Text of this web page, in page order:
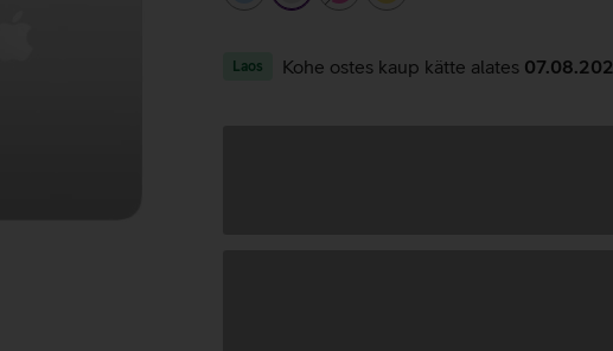
Laos Kohe ostes kaup kätte alates